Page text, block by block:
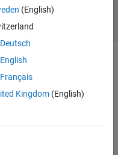
(English)
Deutsch
English
Français
Kingdom(English)